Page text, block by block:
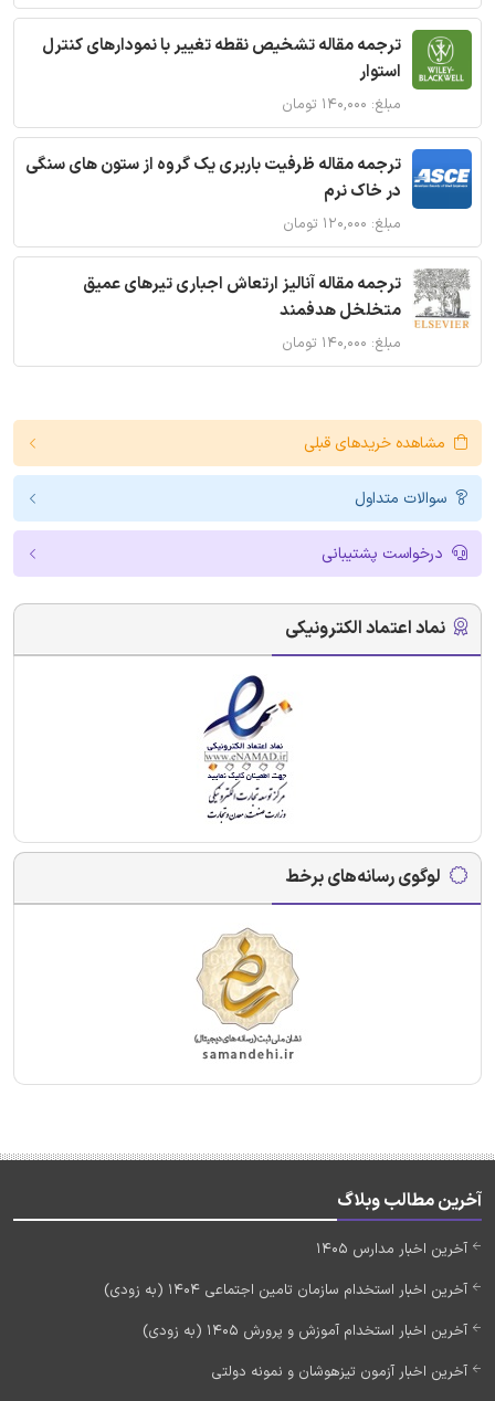
ترجمه مقاله تشخیص نقطه تغییر با نمودارهای کنترل
استوار
مبلغ: ۱۴۰,۰۰۰ تومان
ترجمه مقاله ظرفیت باربری یک گروه از ستون های سنگی
در خاک نرم
مبلغ: ۱۲۰,۰۰۰ تومان
ترجمه مقاله آنالیز ارتعاش اجباری تیرهای عمیق
متخلخل هدفمند
مبلغ: ۱۴۰,۰۰۰ تومان
مشاهده خریدهای قبلی
سوالات متداول
درخواست پشتیبانی
نماد اعتماد الکترونیکی
لوگوی رسانه‌های برخط
آخرین مطالب وبلاگ
آخرین اخبار مدارس 1405
آخرین اخبار استخدام سازمان تامین اجتماعی 1404 (به زودی)
آخرین اخبار استخدام آموزش و پرورش 1405 (به زودی)
آخرین اخبار آزمون تیزهوشان و نمونه دولتی